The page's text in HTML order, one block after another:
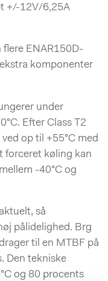
+/-12V/6,25A
flere ENAR150D-
komponenter
under
Efter Class T2
op til +55°C med
forceret køling kan
-40°C og
så
pålidelighed. Brg
til en MTBF på
Den tekniske
og 80 procents